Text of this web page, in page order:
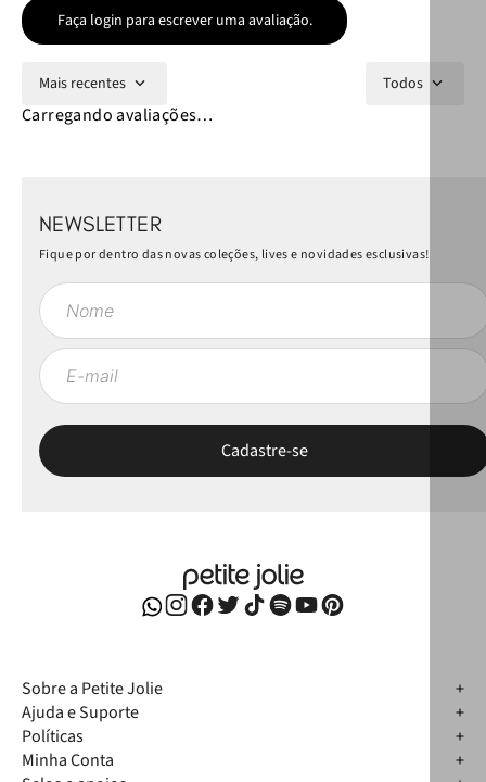
Faça login para escrever uma avaliação.
Mais recentes Todos
Carregando avaliações…
NEWSLETTER
Fique por dentro das novas coleções, lives e novidades esclusivas!
Sobre a Petite Jolie
Ajuda e Suporte
Políticas
Minha Conta